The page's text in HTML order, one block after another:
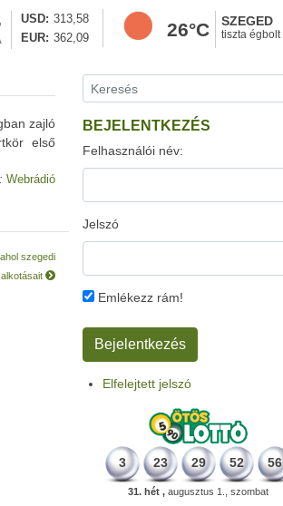
USD
313,58
EUR
362,09 26°C SZEGED
tiszta égbolt
zajló
első
Webrádió
szegedi
BEJELENTKEZÉS
Felhasználói név:
Jelszó
Emlékezz rám!
Elfelejtett jelszó
3 23 29 52 56
31. hét , augusztus 1., szombat